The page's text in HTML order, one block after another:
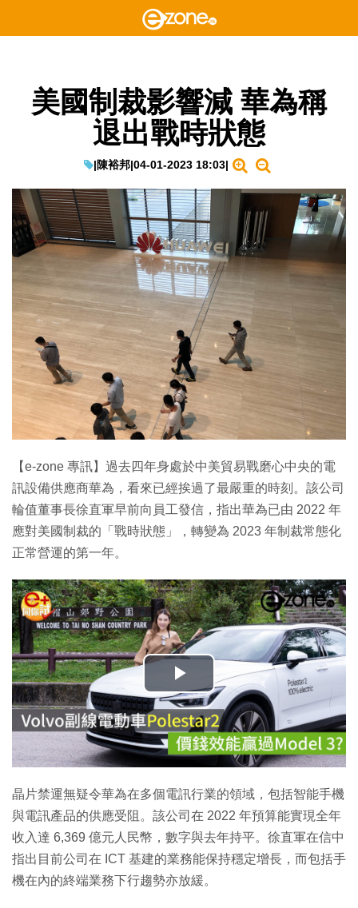
美國制裁影響減 華為稱
退出戰時狀態
|陳裕邦|04-01-2023 18:03|
【e-zone 專訊】過去四年身處於中美貿易戰磨心中央的電
訊設備供應商華為，看來已經挨過了最嚴重的時刻。該公司
輪值董事長徐直軍早前向員工發信，指出華為已由 2022 年
應對美國制裁的「戰時狀態」，轉變為 2023 年制裁常態化
正常營運的第一年。
播
放
影
片
晶片禁運無疑令華為在多個電訊行業的領域，包括智能手機
與電訊產品的供應受阻。該公司在 2022 年預算能實現全年
收入達 6,369 億元人民幣，數字與去年持平。徐直軍在信中
指出目前公司在 ICT 基建的業務能保持穩定增長，而包括手
機在內的終端業務下行趨勢亦放緩。